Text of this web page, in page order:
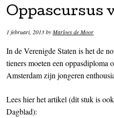
Oppascursus
1 februari, 2013byMarloes de Moor
In de Verenigde Staten is het de
tieners moeten een oppasdiploma
Amsterdam zijn jongeren
Lees hier het artikel (dit stuk is
Dagblad):